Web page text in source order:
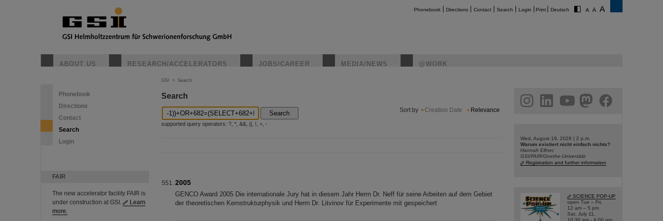
Phonebook Directions Contact Search Login Print Deutsch
ABOUT US RESEARCH/ACCELERATORS JOBS/CAREER MEDIA/NEWS @WORK
Phonebook
Directions
Contact
Search
Login
FAIR
The new accelerator facility FAIR is
under construction at GSI.
Learn
more.
GSI > Search
Search
Search
supported query operators: ?, *, &&, ||, !, +, -
Sort by Creation Date Relevance
2005
GENCO Award 2005 Die internationale Jury hat in diesem Jahr Herrn Dr. Neff für seine Arbeiten auf dem Gebiet
der theoretischen Kernstrukturphysik und Herrn Dr. Litvinov für Experimente mit gespeichert
facebook
Wed, August 19, 2026 | 2 p.m.
Warum existiert nicht einfach nichts?
Hannah Elfner,
GSI/FAIR/Goethe-Universität
Registration and further information
SCIENCE POP-UP
open Tue – Fri,
12 am – 5 pm
Sat, July 11,
10:30 am - 4:00 pm